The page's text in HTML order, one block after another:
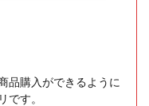
品購入ができるように
です。